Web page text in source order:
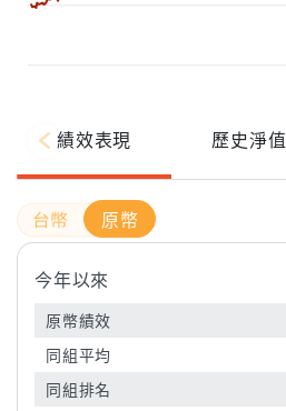
績效表現 歷史淨值
原幣
今年以來
原幣績效
同組平均
同組排名